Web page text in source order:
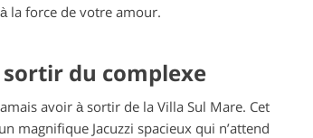
la force de votre amour.
sortir du complexe
avoir à sortir de la Villa Sul Mare. Cet
magnifique Jacuzzi spacieux qui n’attend